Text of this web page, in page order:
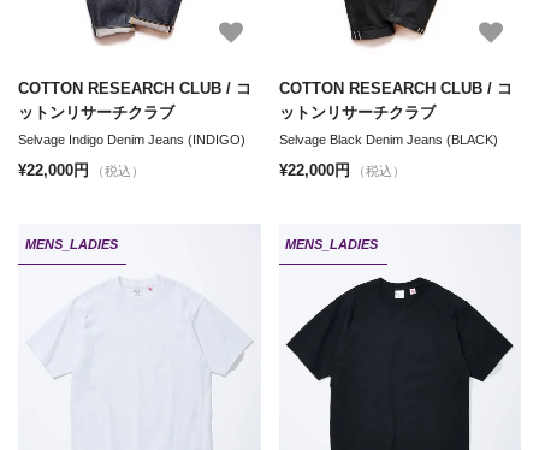
COTTON RESEARCH CLUB / コ
ットンリサーチクラブ
Selvage Indigo Denim Jeans (INDIGO)
¥22,000円 （税込）
COTTON RESEARCH CLUB / コ
ットンリサーチクラブ
Selvage Black Denim Jeans (BLACK)
¥22,000円 （税込）
MENS_LADIES MENS_LADIES